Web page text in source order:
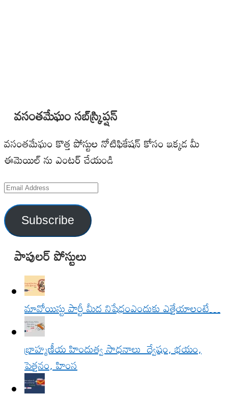
వసంతమేఘం సబ్‌స్క్రిప్షన్
వసంతమేఘం కొత్త పోస్టుల నోటిఫికేషన్ కోసం ఇక్కడ మీ
ఈమెయిల్ ను ఎంటర్ చేయండి
Email
Address
Subscribe
పాపులర్ పోస్టులు
మావోయిస్టు పార్టీ మీద నిషేధంఎందుకు ఎత్తేయాలంటే…
బ్రాహ్మణీయ హిందుత్వ సాధనాలు ద్వేషం, భయం,
పెత్తనం, హింస